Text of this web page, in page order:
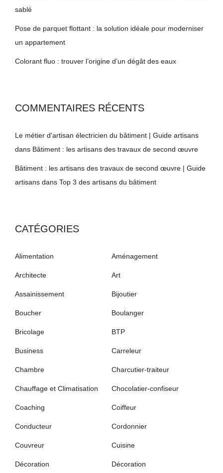
sablé
Pose de parquet flottant : la solution idéale pour moderniser
un appartement
Colorant fluo : trouver l’origine d’un dégât des eaux
COMMENTAIRES RÉCENTS
Le métier d'artisan électricien du bâtiment | Guide artisans
dans Bâtiment : les artisans des travaux de second œuvre
Bâtiment : les artisans des travaux de second œuvre | Guide
artisans dans Top 3 des artisans du bâtiment
CATÉGORIES
Alimentation Aménagement
Architecte Art
Assainissement Bijoutier
Boucher Boulanger
Bricolage BTP
Business Carreleur
Chambre Charcutier-traiteur
Chauffage et Climatisation Chocolatier-confiseur
Coaching Coiffeur
Conducteur Cordonnier
Couvreur Cuisine
Décoration Décoration